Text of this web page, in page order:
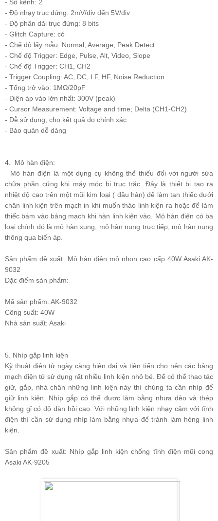
- Số kênh: 2
- Độ nhạy trục đứng: 2mV/div đến 5V/div
- Độ phân dải trục đứng: 8 bits
- Glitch Capture: có
- Chế độ lấy mẫu: Normal, Average, Peak Detect
- Chế độ Trigger: Edge, Pulse, Alt, Video, Slope
- Chế độ Trigger: CH1, CH2
- Trigger Coupling: AC, DC, LF, HF, Noise Reduction
- Tổng trở vào: 1MΩ/20pF
- Điện áp vào lớn nhất: 300V (peak)
- Cursor Measurement: Voltage and time; Delta (CH1-CH2)
- Dễ sử dụng, cho kết quả đo chính xác
- Bảo quản dễ dàng
4. Mỏ hàn điện:
Mỏ hàn điện là một dụng cụ không thể thiếu đối với người sửa
chữa phần cứng khi máy móc bị trục trặc. Đây là thiết bị tạo ra
nhiệt độ cao trên một mũi kim loại ( đầu hàn) để làm tan thiếc dưới
chân linh kiện trên mạch in khi muốn tháo linh kiện ra hoặc để làm
thiếc bám vào bảng mạch khi hàn linh kiện vào. Mỏ hàn điện có ba
loại chính đó là mỏ hàn xung, mỏ hàn nung trực tiếp, mỏ hàn nung
thông qua biến áp.
Sản phẩm đề xuất: Mỏ hàn điện mỏ nhọn cao cấp 40W Asaki AK-
9032
Đặc điểm sản phẩm:
Mã sản phẩm: AK-9032
Công suất: 40W
Nhà sản suất: Asaki
5. Nhíp gắp linh kiện
Kỹ thuật điện tử ngày càng hiện đại và tiên tiến cho nên các bảng
mạch điện tử sử dụng rất nhiều linh kiện nhỏ bé. Để có thể thao tác
giữ, gắp, nhà chân những linh kiện này thì chúng ta cần nhíp để
giữ linh kiện. Nhíp gắp có thể được làm bằng nhựa dẻo và thép
không gỉ có độ đàn hồi cao. Với những linh kiện nhạy cảm với tĩnh
điện thì cần sử dụng nhíp làm bằng nhựa để tránh làm hỏng linh
kiện.
Sản phẩm đề xuất: Nhíp gắp linh kiện chống tĩnh điện mũi cong
Asaki AK-9205